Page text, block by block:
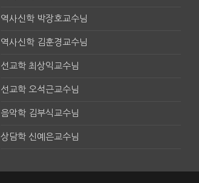
역사신학 박장호교수님
역사신학 김훈경교수님
선교학 최상익교수님
선교학 오석근교수님
음악학 김부식교수님
상담학 신예은교수님